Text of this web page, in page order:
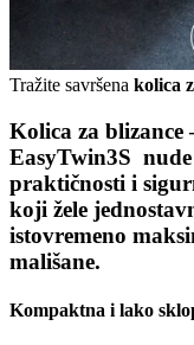
Tražite savršena kolica
Kolica za blizance
EasyTwin3S nude
praktičnosti i
koji žele
istovremeno
mališane.
Kompaktna i lako